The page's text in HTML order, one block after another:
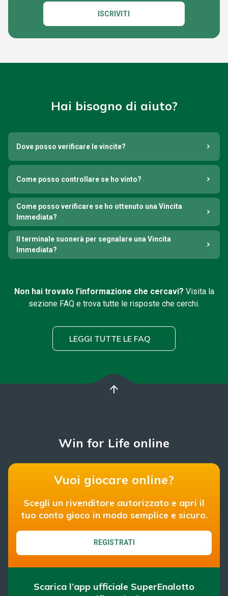
ISCRIVITI
Hai bisogno di aiuto?
Dove posso verificare le vincite?
Come posso controllare se ho vinto?
Come posso verificare se ho ottenuto una Vincita
Immediata?
Il terminale suonerà per segnalare una Vincita
Immediata?
Non hai trovato l’informazione che cercavi? Visita la
sezione FAQ e trova tutte le risposte che cerchi.
LEGGI TUTTE LE FAQ
arrow_upward
Win for Life online
Vuoi giocare online?
Scegli un rivenditore autorizzato e apri il
tuo conto gioco in modo semplice e sicuro.
REGISTRATI
Scarica l’app ufficiale SuperEnalotto